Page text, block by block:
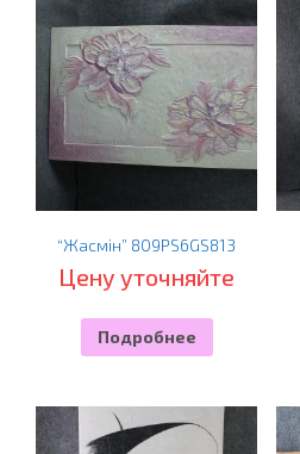
“Жасмін” 809PS6GS813
Цену уточняйте
Подробнее